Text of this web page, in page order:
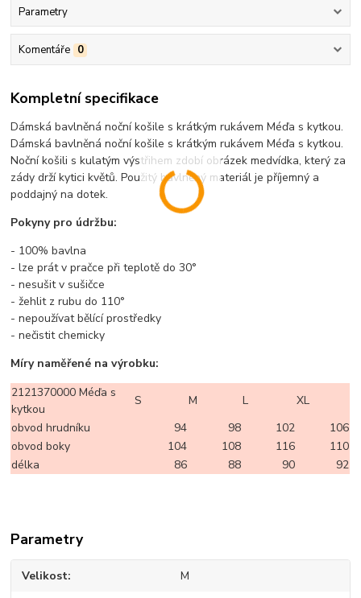
Parametry
Komentáře 0
Kompletní specifikace
Dámská bavlněná noční košile s krátkým rukávem Méďa s kytkou.
Dámská bavlněná noční košile s krátkým rukávem Méďa s kytkou.
Noční košili s kulatým výstřihem zdobí obrázek medvídka, který za
zády drží kytici květů. Použitý bavlněný materiál je příjemný a
poddajný na dotek.
Pokyny pro údržbu:
- 100% bavlna
- lze prát v pračce při teplotě do 30°
- nesušit v sušičce
- žehlit z rubu do 110°
- nepoužívat bělící prostředky
- nečistit chemicky
Míry naměřené na výrobku:
2121370000 Méďa s
kytkou
S M L
XL
obvod hrudníku
94 98 102
106
obvod boky
104 108 116
110
délka
86 88 90 92
Parametry
Velikost M